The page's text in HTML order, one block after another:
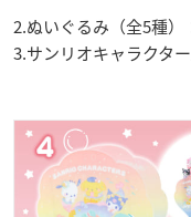
2.ぬいぐるみ（全5種）
3.サンリオキャラクタ